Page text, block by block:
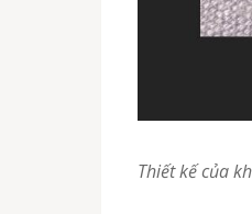
Thiết kế của